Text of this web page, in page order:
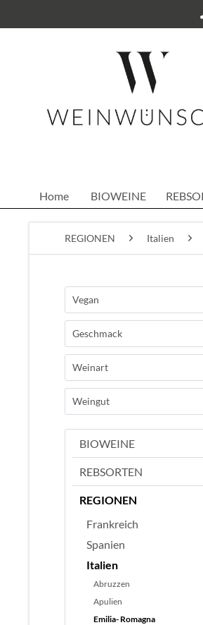
Home BIOWEINE
REGIONEN Italien
Vegan
JA
Geschmack
halbtrocken
Weinart
Perlwein
Weingut
Riunite - Campegine
BIOWEINE
REBSORTEN
REGIONEN
Frankreich
Spanien
Italien
Abruzzen
Apulien
Emilia- Romagna